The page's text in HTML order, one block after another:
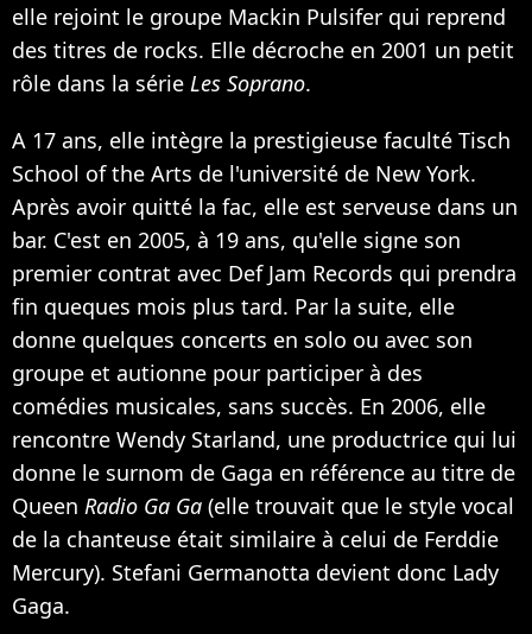
elle rejoint le groupe Mackin Pulsifer qui reprend
des titres de rocks. Elle décroche en 2001 un petit
rôle dans la série Les Soprano.
A 17 ans, elle intègre la prestigieuse faculté Tisch
School of the Arts de l'université de New York.
Après avoir quitté la fac, elle est serveuse dans un
bar. C'est en 2005, à 19 ans, qu'elle signe son
premier contrat avec Def Jam Records qui prendra
fin queques mois plus tard. Par la suite, elle
donne quelques concerts en solo ou avec son
groupe et autionne pour participer à des
comédies musicales, sans succès. En 2006, elle
rencontre Wendy Starland, une productrice qui lui
donne le surnom de Gaga en référence au titre de
Queen Radio Ga Ga (elle trouvait que le style vocal
de la chanteuse était similaire à celui de Ferddie
Mercury). Stefani Germanotta devient donc Lady
Gaga.